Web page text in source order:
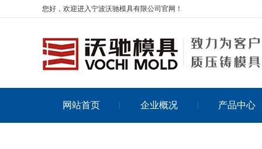
您好，欢迎进入宁波沃驰模具有限公司官网！
网站首页 企业概况 产品中心